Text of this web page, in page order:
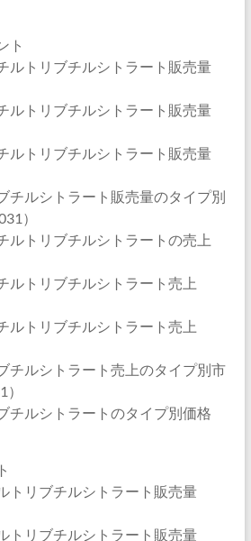
ト
ルトリブチルシトラート販売量
ルトリブチルシトラート販売量
ルトリブチルシトラート販売量
チルシトラート販売量のタイプ別
）
ルトリブチルシトラートの売上
ルトリブチルシトラート売上
ルトリブチルシトラート売上
チルシトラート売上のタイプ別市
チルシトラートのタイプ別価格
トリブチルシトラート販売量
トリブチルシトラート販売量